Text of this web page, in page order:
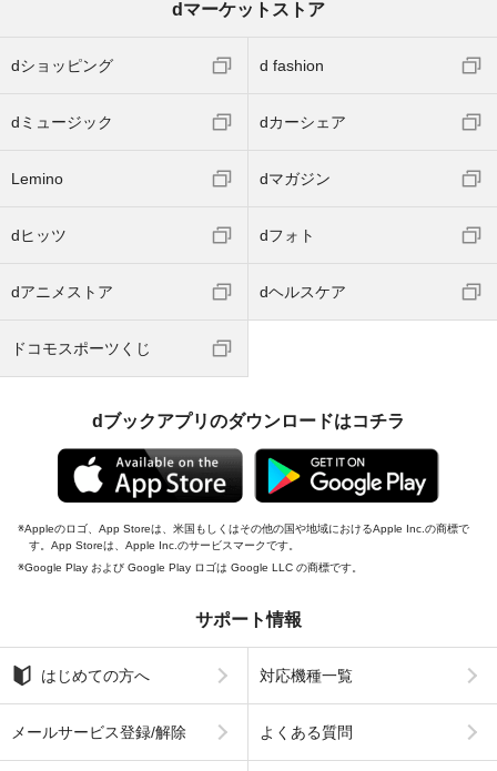
dマーケットストア
dショッピング d fashion
dミュージック dカーシェア
Lemino dマガジン
dヒッツ dフォト
dアニメストア dヘルスケア
ドコモスポーツくじ
dブックアプリのダウンロードはコチラ
Appleのロゴ、App Storeは、米国もしくはその他の国や地域におけるApple Inc.の商標で
す。App Storeは、Apple Inc.のサービスマークです。
Google Play および Google Play ロゴは Google LLC の商標です。
サポート情報
はじめての方へ 対応機種一覧
メールサービス登録/解除 よくある質問